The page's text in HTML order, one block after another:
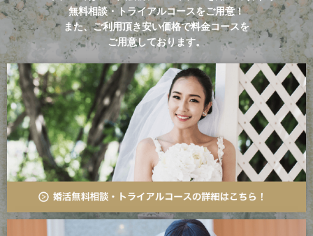
無料相談・トライアルコースをご用意！
また、ご利用頂き安い価格で料金コースを
ご用意しております。